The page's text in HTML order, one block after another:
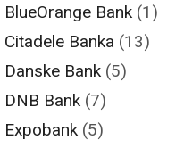
BlueOrange Bank (1)
Citadele Banka (13)
Danske Bank (5)
DNB Bank (7)
Expobank (5)